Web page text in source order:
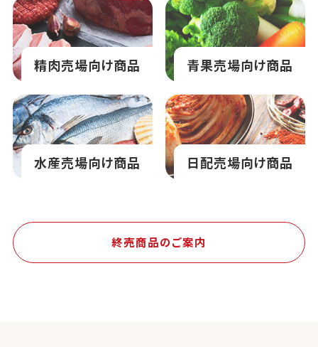
精肉売場向け商品 青果売場向け商品
水産売場向け商品 日配売場向け商品
終売商品のご案内